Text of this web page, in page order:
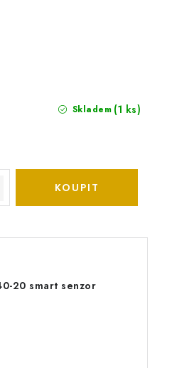
Skladem (1 ks)
20 smart senzor